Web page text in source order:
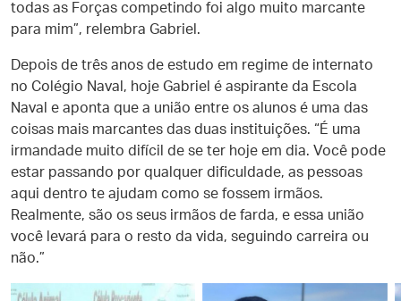
todas as Forças competindo foi algo muito marcante
para mim”, relembra Gabriel.
Depois de três anos de estudo em regime de internato
no Colégio Naval, hoje Gabriel é aspirante da Escola
Naval e aponta que a união entre os alunos é uma das
coisas mais marcantes das duas instituições. “É uma
irmandade muito difícil de se ter hoje em dia. Você pode
estar passando por qualquer dificuldade, as pessoas
aqui dentro te ajudam como se fossem irmãos.
Realmente, são os seus irmãos de farda, e essa união
você levará para o resto da vida, seguindo carreira ou
não.”